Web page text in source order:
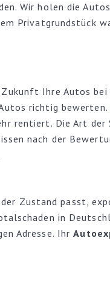
Wir holen die
Privatgrundstück
Ihre Autos
richtig
rentiert. Die Art der
nach der
Zustand passt,
in
Adresse. Ihr